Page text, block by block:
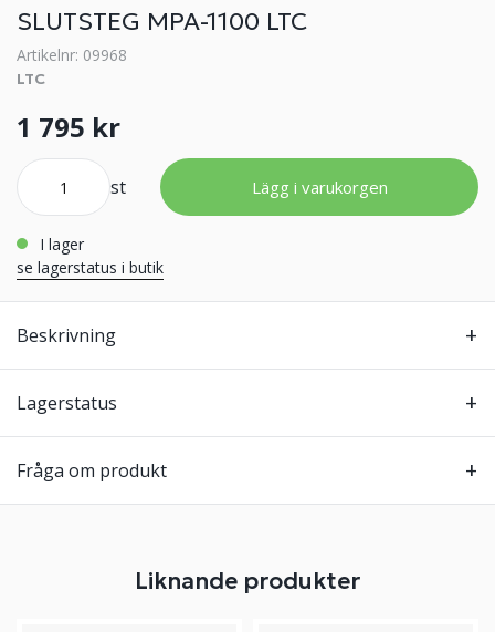
SLUTSTEG MPA-1100 LTC
Artikelnr: 09968
LTC
1 795 kr
st Lägg i varukorgen
i lager
se lagerstatus i butik
Beskrivning
Lagerstatus
Fråga om produkt
Liknande produkter